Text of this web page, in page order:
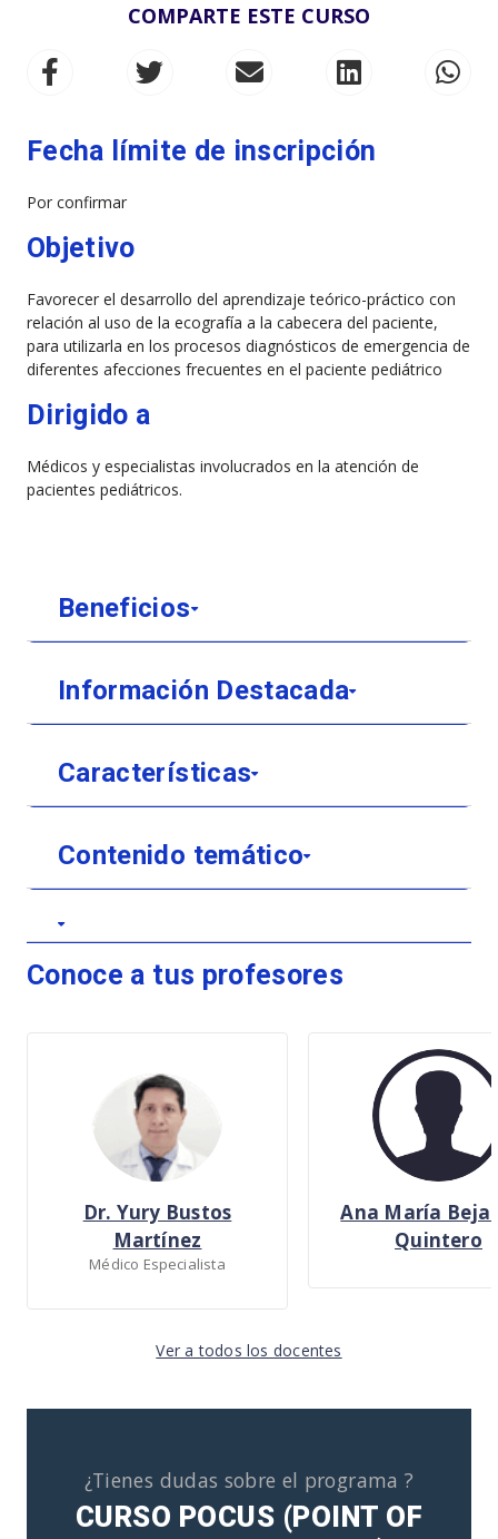
COMPARTE ESTE CURSO
Fecha límite de inscripción
Por confirmar
Objetivo
Favorecer el desarrollo del aprendizaje teórico-práctico con
relación al uso de la ecografía a la cabecera del paciente,
para utilizarla en los procesos diagnósticos de emergencia de
diferentes afecciones frecuentes en el paciente pediátrico
Dirigido a
Médicos y especialistas involucrados en la atención de
pacientes pediátricos.
Beneficios
Información Destacada
Características
Contenido temático
Conoce a tus profesores
Dr. Yury Bustos
Martínez
Médico Especialista
Ana María
Quintero
Ver a todos los docentes
¿Tienes dudas sobre el programa ?
CURSO POCUS (POINT OF